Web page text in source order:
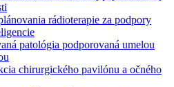
rádioterapie za podpory
patológia podporovaná umelou
chirurgického pavilónu a očného